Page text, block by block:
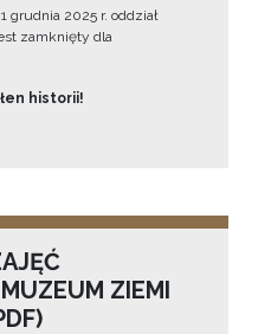
grudnia 2025 r. oddział
zamknięty dla
historii!
ZIEMI